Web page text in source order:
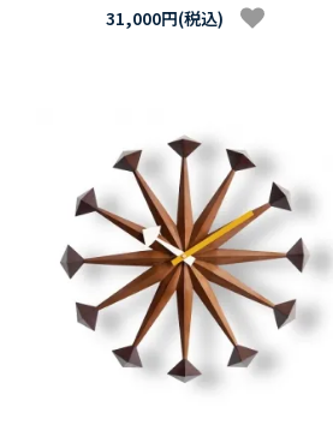
31,000円(税込)